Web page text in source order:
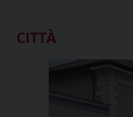
CITTÀ